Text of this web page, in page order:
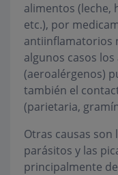
alimentos (leche,
etc.), por
antiinflamatorios
algunos casos
(aeroalérgenos)
también el
(parietaria,
Otras causas son
parásitos y las
principalmente